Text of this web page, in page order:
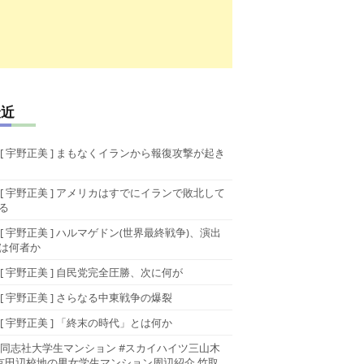
[ 宇野正美 ] まもなくイランから報復攻撃が起き
[ 宇野正美 ] アメリカはすでにイランで敗北して
[ 宇野正美 ] ハルマゲドン(世界最終戦争)、演出
何者か
[ 宇野正美 ] 自民党完全圧勝、次に何が
[ 宇野正美 ] さらなる中東戦争の爆裂
[ 宇野正美 ] 「終末の時代」とは何か
同志社大学生マンション #スカイハイツ三山木